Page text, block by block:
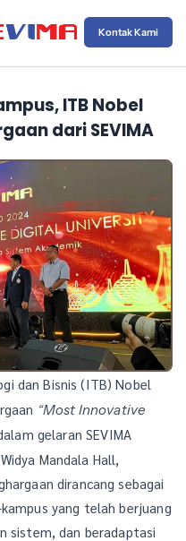
Kontak Kami
ITB Nobel
dari SEVIMA
dan Bisnis (ITB) Nobel
“Most Innovative
gelaran SEVIMA
Mandala Hall,
dirancang sebagai
yang telah berjuang
sistem, dan beradaptasi